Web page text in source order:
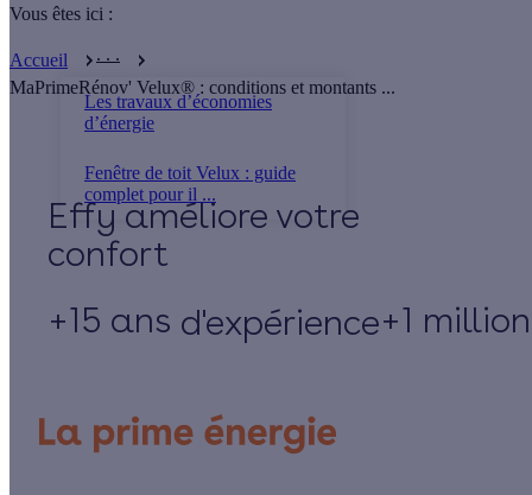
Vous êtes ici :
Accueil . . .
Les travaux d’économies
d’énergie
Fenêtre de toit Velux : guide
complet pour il ...
MaPrimeRénov' Velux® : conditions et montants ...
Effy
+15 ans d'expérience+1